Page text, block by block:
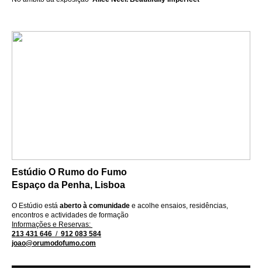
Estúdio O Rumo do Fumo
Espaço da Penha, Lisboa
O Estúdio está aberto à comunidade e acolhe ensaios, residências,
encontros e actividades de formação
Informações e Reservas:
213 431 646 / 912 083 584
joao@orumodofumo.com